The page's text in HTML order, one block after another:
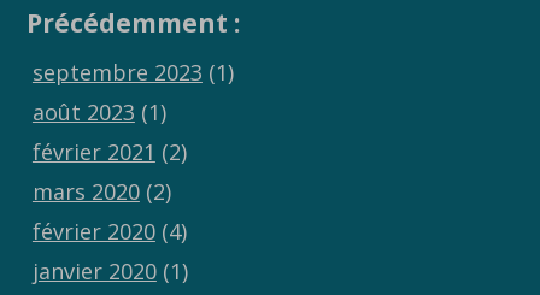
Précédemment :
septembre 2023 (1)
août 2023 (1)
février 2021 (2)
mars 2020(2)
février 2020(4)
janvier 2020(1)